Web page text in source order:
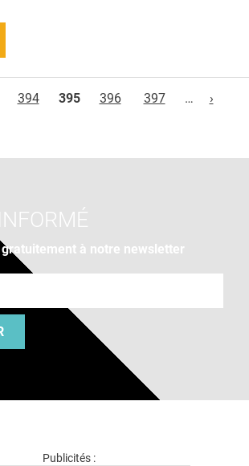
394 395 396 397 … ›
à notre newsletter
Publicités :